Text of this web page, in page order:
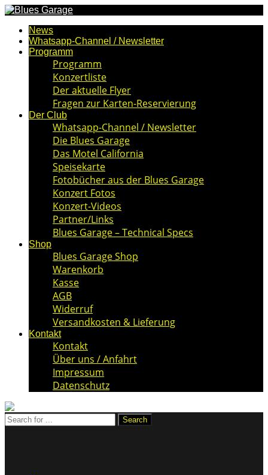
News
Whatsapp-Channel / Newsletter
Programm
Programm
Konzertliste
Der aktuelle Flyer
Fragen zur Karten-Reservierung
Der Club
Whatsapp-Channel / Newsletter
Die Blues Garage
Das Motel California
Speisekarte
Fotobücher aus der Blues Garage
Konzert Fotos
Konzert-Videos
Partner/Links
Blues Garage – Technical Specs
Shop
Blues Garage Shop
Warenkorb
Kasse
AGB
Widerruf
Versandkosten & Lieferung
Kontakt
Kontakt
Über uns / Anfahrt
Impressum
Datenschutz